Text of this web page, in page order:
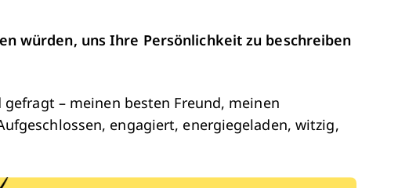
würden, uns Ihre Persönlichkeit zu beschreiben
– meinen besten Freund, meinen
engagiert, energiegeladen, witzig,